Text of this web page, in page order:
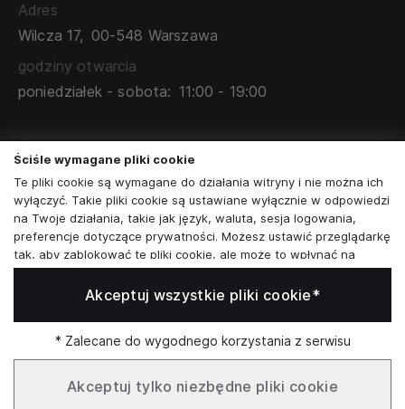
ZAMÓWIENIA KORPORACYJNE
WSPÓŁPRACA Z PARTNERAMI
Adres
Wilcza 17, 00-548 Warszawa
godziny otwarcia
poniedziałek - sobota: 11:00 - 19:00
Skontaktuj się z nami
+48573581161
info@reytel.pl
Skontaktuj się z nami:
Whatsapp
Infolinia: Pn–Pt 09:00–17:00
Ściśle wymagane pliki cookie
Te pliki cookie są wymagane do działania witryny i nie można ich
wyłączyć. Takie pliki cookie są ustawiane wyłącznie w odpowiedzi
na Twoje działania, takie jak język, waluta, sesja logowania,
preferencje dotyczące prywatności. Możesz ustawić przeglądarkę
tak, aby zablokować te pliki cookie, ale może to wpłynąć na
sposób działania naszej witryny.
Analizy i statystyki
Marketing i retargeting
Te pliki cookie są zwykle ustawiane przez naszych partnerów
marketingowych i reklamowych. Mogą być przez nich
wykorzystywane do tworzenia profilu Twoich zainteresowań, a
Akceptuj wszystkie pliki cookie*
* Zalecane do wygodnego korzystania z serwisu
Akceptuj tylko niezbędne pliki cookie